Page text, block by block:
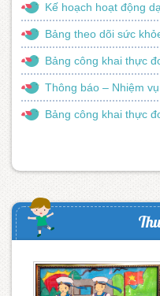
Kế hoạch hoạt động
Bảng theo dõi sức
Bảng công khai thực
Thông báo – Nhiệm
Bảng công khai thực